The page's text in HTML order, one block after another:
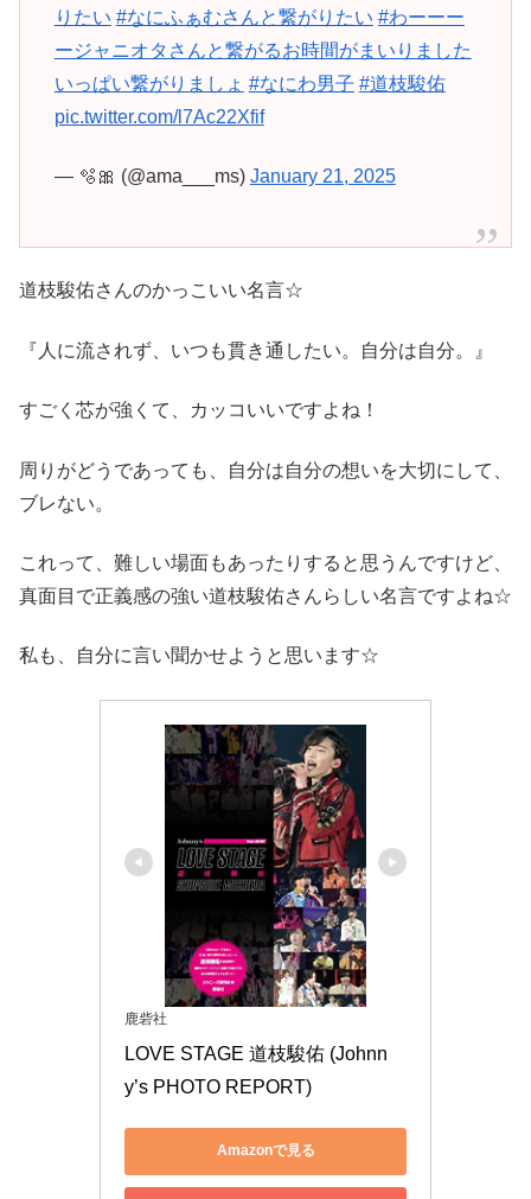
りたい #なにふぁむさんと繋がりたい #わーーー
ージャニオタさんと繋がるお時間がまいりました
いっぱい繋がりましょ #なにわ男子 #道枝駿佑
pic.twitter.com/l7Ac22Xfif
— 🫧🎀 (@ama___ms) January 21, 2025
道枝駿佑さんのかっこいい名言☆
『人に流されず、いつも貫き通したい。自分は自分。』
すごく芯が強くて、カッコいいですよね！
周りがどうであっても、自分は自分の想いを大切にして、
ブレない。
これって、難しい場面もあったりすると思うんですけど、
真面目で正義感の強い道枝駿佑さんらしい名言ですよね☆
私も、自分に言い聞かせようと思います☆
鹿砦社
LOVE STAGE 道枝駿佑 (Johnn
y’s PHOTO REPORT)
Amazonで見る